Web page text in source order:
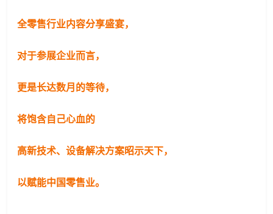
全零售行业内容分享盛宴，
对于参展企业而言，
更是长达数月的等待，
将饱含自己心血的
高新技术、设备解决方案昭示天下，
以赋能中国零售业。